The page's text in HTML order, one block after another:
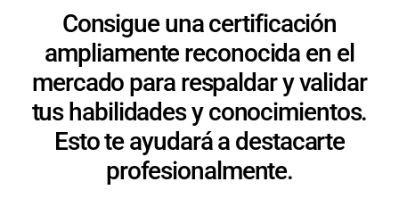
Consigue una certificación
ampliamente reconocida en el
mercado para respaldar y validar
tus habilidades y conocimientos.
Esto te ayudará a destacarte
profesionalmente.